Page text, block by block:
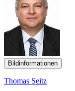
Bildinformationen
Thomas Seitz